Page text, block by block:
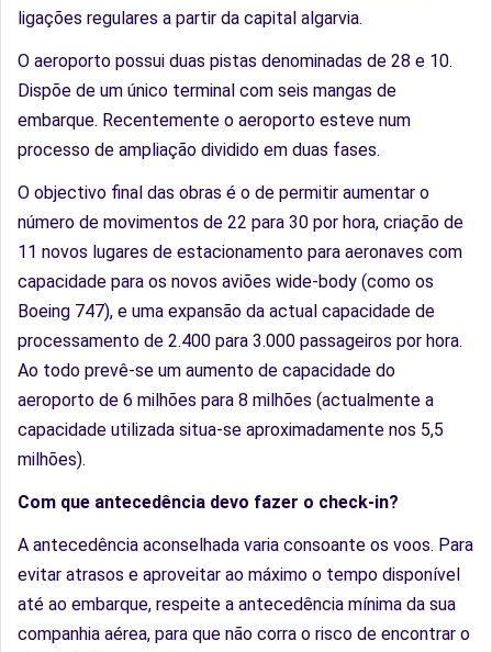
ligações regulares a partir da capital algarvia.
O aeroporto possui duas pistas denominadas de 28 e 10.
Dispõe de um único terminal com seis mangas de
embarque. Recentemente o aeroporto esteve num
processo de ampliação dividido em duas fases.
O objectivo final das obras é o de permitir aumentar o
número de movimentos de 22 para 30 por hora, criação de
11 novos lugares de estacionamento para aeronaves com
capacidade para os novos aviões wide-body (como os
Boeing 747), e uma expansão da actual capacidade de
processamento de 2.400 para 3.000 passageiros por hora.
Ao todo prevê-se um aumento de capacidade do
aeroporto de 6 milhões para 8 milhões (actualmente a
capacidade utilizada situa-se aproximadamente nos 5,5
milhões).
Com que antecedência devo fazer o check-in?
A antecedência aconselhada varia consoante os voos. Para
evitar atrasos e aproveitar ao máximo o tempo disponível
até ao embarque, respeite a antecedência mínima da sua
companhia aérea, para que não corra o risco de encontrar o